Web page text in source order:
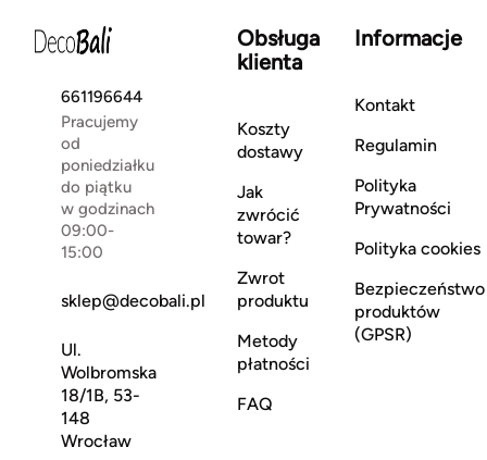
661196644
Pracujemy
od
poniedziałku
do piątku
w godzinach
09:00-
15:00
sklep@decobali.pl
Ul.
Wolbromska
18/1B, 53-
148
Wrocław
Obsługa
klienta
Koszty
dostawy
Jak
zwrócić
towar?
Zwrot
produktu
Metody
płatności
FAQ
Informacje
Kontakt
Regulamin
Polityka
Prywatności
Polityka cookies
Bezpieczeństwo
produktów
(GPSR)